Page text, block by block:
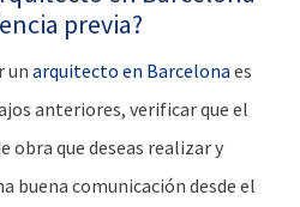
previa?
unarquitecto en Barcelona es
anteriores, verificar que el
obra que deseas realizar y
buena comunicación desde el